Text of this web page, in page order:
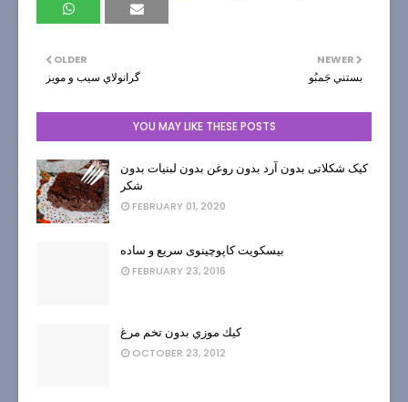
NEWER
بستني جَمبُو
OLDER
گرانولاي سيب و مويز
YOU MAY LIKE THESE POSTS
کیک شکلاتی بدون آرد بدون روغن بدون لبنیات بدون
شکر
FEBRUARY 01, 2020
بیسکویت کاپوچینوی سریع و ساده
FEBRUARY 23, 2016
كيك موزي بدون تخم مرغ
OCTOBER 23, 2012